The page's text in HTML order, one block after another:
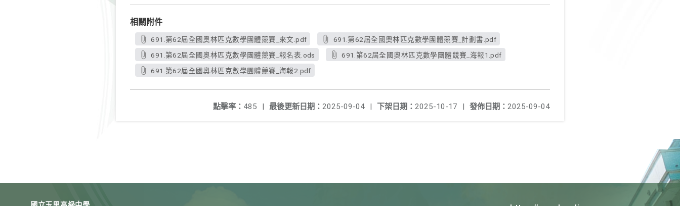
相關附件
691.第62屆全國奧林匹克數學團體競賽_來文.pdf
691.第62屆全國奧林匹克數學團體競賽_計劃書.pdf
691.第62屆全國奧林匹克數學團體競賽_報名表.ods
691.第62屆全國奧林匹克數學團體競賽_海報1.pdf
691.第62屆全國奧林匹克數學團體競賽_海報2.pdf
發佈日期： 2025-09-04
下架日期： 2025-10-17 |
最後更新日期： 2025-09-04 |
點擊率： 485 |